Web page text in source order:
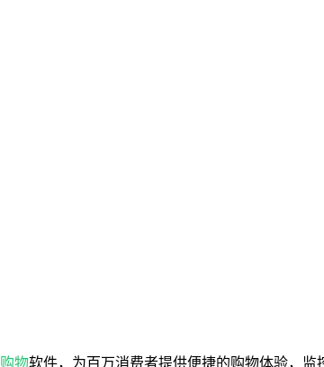
购物软件，为百万消费者提供便捷的购物体验，监